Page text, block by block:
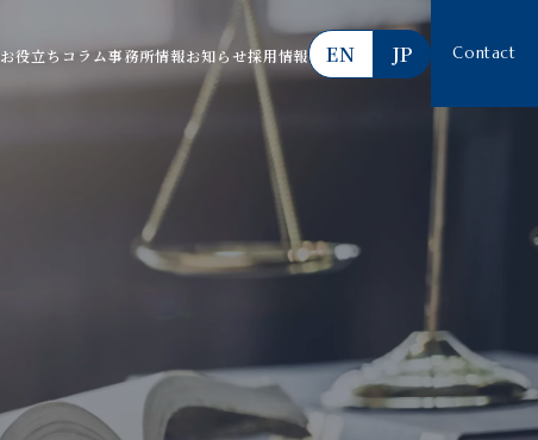
お役立ちコラム事務所情報お知らせ採用情報 EN JP Contact